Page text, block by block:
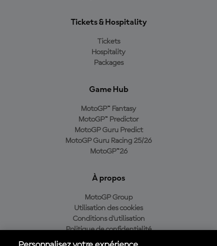
Tickets & Hospitality
Tickets
Hospitality
Packages
Game Hub
MotoGP™ Fantasy
MotoGP™ Predictor
MotoGP Guru Predict
MotoGP Guru Racing 25/26
MotoGP™26
À propos
MotoGP Group
Utilisation des cookies
Conditions d'utilisation
Politique de confidentialité
Politique d’achat